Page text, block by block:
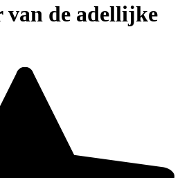
de adellijke